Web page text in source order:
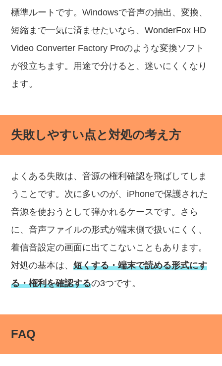
標準ルートです。Windowsで音声の抽出、変換、
短縮まで一気に済ませたいなら、WonderFox HD
Video Converter Factory Proのような変換ソフト
が役立ちます。用途で分けると、迷いにくくなり
ます。
失敗しやすい点と対処の考え方
よくある失敗は、音源の権利確認を飛ばしてしま
うことです。次に多いのが、iPhoneで保護された
音源を使おうとして弾かれるケースです。さら
に、音声ファイルの形式が端末側で扱いにくく、
着信音設定の画面に出てこないこともあります。
対処の基本は、短くする・端末で読める形式にす
る・権利を確認するの3つです。
FAQ